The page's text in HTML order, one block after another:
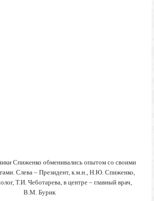
Спиженко обменивались опытом со своими
Слева – Президент, к.м.н., Н.Ю. Спиженко,
Т.И. Чеботарева, в центре – главный врач,
В.М. Бурик